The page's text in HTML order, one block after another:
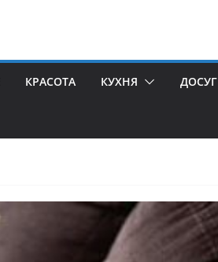
КРАСОТА КУХНЯ ДОСУГ